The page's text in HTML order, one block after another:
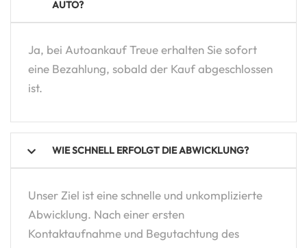
AUTO?
Ja, bei Autoankauf Treue erhalten Sie sofort
eine Bezahlung, sobald der Kauf abgeschlossen
ist.
WIE SCHNELL ERFOLGT DIE ABWICKLUNG?
Unser Ziel ist eine schnelle und unkomplizierte
Abwicklung. Nach einer ersten
Kontaktaufnahme und Begutachtung des